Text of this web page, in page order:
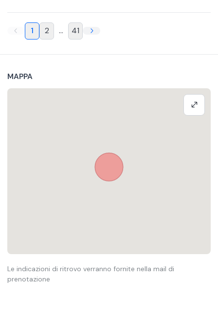
1 2 ... 41
MAPPA
Le indicazioni di ritrovo verranno fornite nella mail di
prenotazione